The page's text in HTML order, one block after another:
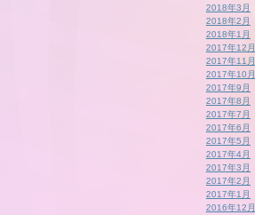
2018年3月
2018年2月
2018年1月
2017年12月
2017年11月
2017年10月
2017年9月
2017年8月
2017年7月
2017年6月
2017年5月
2017年4月
2017年3月
2017年2月
2017年1月
2016年12月